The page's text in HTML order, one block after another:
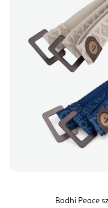
Bodhi Peace